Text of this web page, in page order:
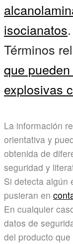
isocianatos.
Términos
que
explosivas
La información
orientativa y
obtenida de
seguridad y
Si detecta algún
pusieran en
En cualquier
datos de
del producto